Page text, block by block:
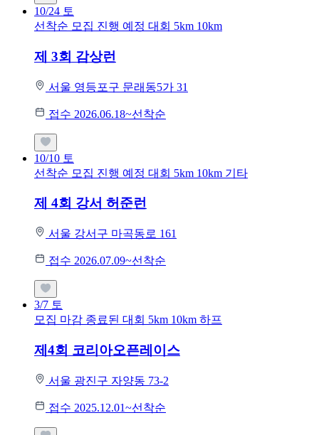
10/24 토
선착순 모집 진행 예정 대회 5km 10km
제 3회 감상런
서울 영등포구 문래동5가 31
접수 2026.06.18~선착순
10/10 토
선착순 모집 진행 예정 대회 5km 10km 기타
제 4회 강서 허준런
서울 강서구 마곡동로 161
접수 2026.07.09~선착순
3/7 토
모집 마감 종료된 대회 5km 10km 하프
제4회 코리아오픈레이스
서울 광진구 자양동 73-2
접수 2025.12.01~선착순